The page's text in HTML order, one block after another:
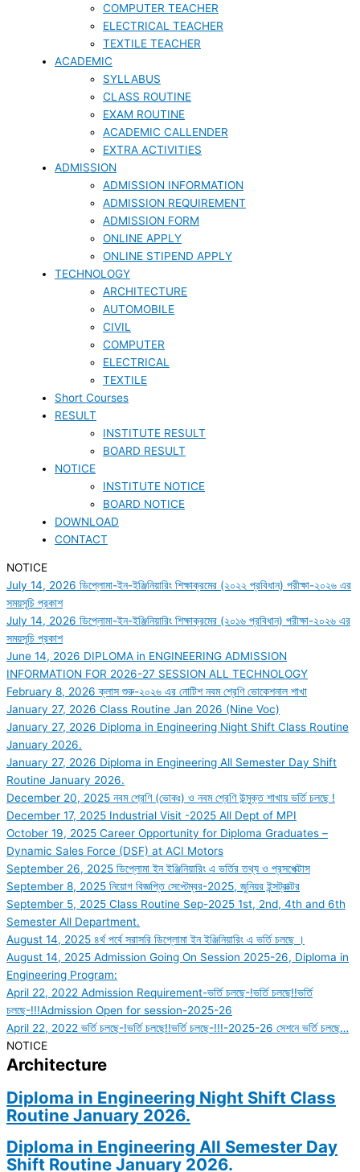
COMPUTER TEACHER
ELECTRICAL TEACHER
TEXTILE TEACHER
ACADEMIC
SYLLABUS
CLASS ROUTINE
EXAM ROUTINE
ACADEMIC CALLENDER
EXTRA ACTIVITIES
ADMISSION
ADMISSION INFORMATION
ADMISSION REQUIREMENT
ADMISSION FORM
ONLINE APPLY
ONLINE STIPEND APPLY
TECHNOLOGY
ARCHITECTURE
AUTOMOBILE
CIVIL
COMPUTER
ELECTRICAL
TEXTILE
Short Courses
RESULT
INSTITUTE RESULT
BOARD RESULT
NOTICE
INSTITUTE NOTICE
BOARD NOTICE
DOWNLOAD
CONTACT
NOTICE
July 14, 2026 ডিপ্লোমা-ইন-ইঞ্জিনিয়ারিং শিক্ষাক্রমের (২০২২ প্রবিধান) পরীক্ষা-২০২৬ এর
সময়সূচি প্রকাশ
July 14, 2026 ডিপ্লোমা-ইন-ইঞ্জিনিয়ারিং শিক্ষাক্রমের (২০১৬ প্রবিধান) পরীক্ষা-২০২৬ এর
সময়সূচি প্রকাশ
June 14, 2026 DIPLOMA in ENGINEERING ADMISSION
INFORMATION FOR 2026-27 SESSION ALL TECHNOLOGY
February 8, 2026 ক্লাস শুরু-২০২৬ এর নোটিশ নবম শ্রেণি ভোকেশনাল শাখা
January 27, 2026 Class Routine Jan 2026 (Nine Voc)
January 27, 2026 Diploma in Engineering Night Shift Class Routine
January 2026.
January 27, 2026 Diploma in Engineering All Semester Day Shift
Routine January 2026.
December 20, 2025 নবম শ্রেণি (ভোকঃ) ও নবম শ্রেণি উন্মুক্ত শাখায় ভর্তি চলছে !
December 17, 2025 Industrial Visit -2025 All Dept of MPI
October 19, 2025 Career Opportunity for Diploma Graduates –
Dynamic Sales Force (DSF) at ACI Motors
September 26, 2025 ডিপ্লোমা ইন ইঞ্জিনিয়ারিং এ ভর্তির তথ্য ও প্রসপেক্টাস
September 8, 2025 নিয়োগ বিজ্ঞপ্তি সেপ্টেম্বর-2025, জুনিয়র ইন্সট্রাক্টর
September 5, 2025 Class Routine Sep-2025 1st, 2nd, 4th and 6th
Semester All Department.
August 14, 2025 ৪র্থ পর্বে সরাসরি ডিপ্লোমা ইন ইঞ্জিনিয়ারিং এ ভর্তি চলছে ।
August 14, 2025 Admission Going On Session 2025-26, Diploma in
Engineering Program:
April 22, 2022 Admission Requirement-ভর্তি চলছে-!ভর্তি চলছে!!ভর্তি
চলছে-!!!Admission Open for session-2025-26
April 22, 2022 ভর্তি চলছে-!ভর্তি চলছে!!ভর্তি চলছে-!!!-2025-26 সেশনে ভর্তি চলছে…
NOTICE
Architecture
Diploma in Engineering Night Shift Class
Routine January 2026.
Diploma in Engineering All Semester Day
Shift Routine January 2026.